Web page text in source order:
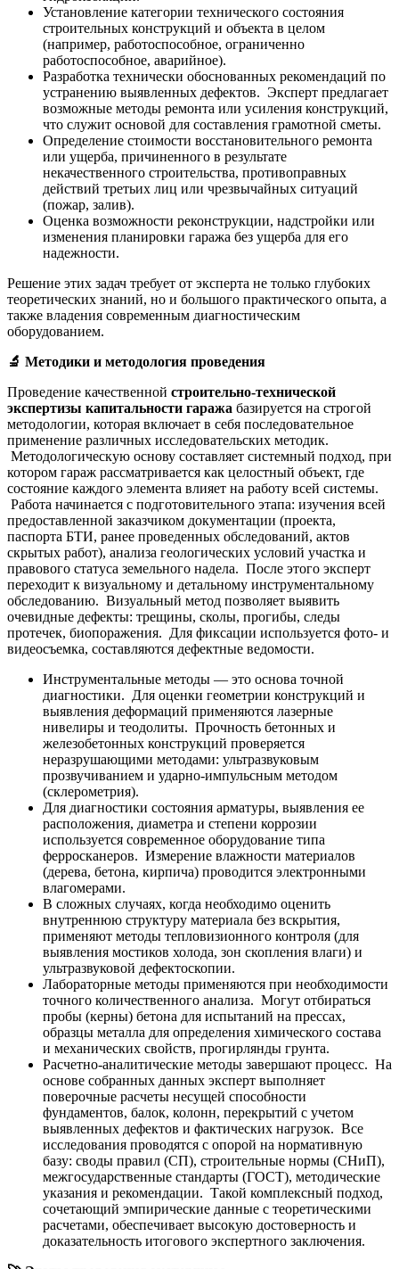
Установление категории технического состояния
строительных конструкций и объекта в целом
(например, работоспособное, ограниченно
работоспособное, аварийное).
Разработка технически обоснованных рекомендаций по
устранению выявленных дефектов. Эксперт предлагает
возможные методы ремонта или усиления конструкций,
что служит основой для составления грамотной сметы.
Определение стоимости восстановительного ремонта
или ущерба, причиненного в результате
некачественного строительства, противоправных
действий третьих лиц или чрезвычайных ситуаций
(пожар, залив).
Оценка возможности реконструкции, надстройки или
изменения планировки гаража без ущерба для его
надежности.
Решение этих задач требует от эксперта не только глубоких
теоретических знаний, но и большого практического опыта, а
также владения современным диагностическим
оборудованием.
🔬 Методики и методология проведения
Проведение качественной строительно-технической
экспертизы капитальности гаража базируется на строгой
методологии, которая включает в себя последовательное
применение различных исследовательских методик.
Методологическую основу составляет системный подход, при
котором гараж рассматривается как целостный объект, где
состояние каждого элемента влияет на работу всей системы.
Работа начинается с подготовительного этапа: изучения всей
предоставленной заказчиком документации (проекта,
паспорта БТИ, ранее проведенных обследований, актов
скрытых работ), анализа геологических условий участка и
правового статуса земельного надела. После этого эксперт
переходит к визуальному и детальному инструментальному
обследованию. Визуальный метод позволяет выявить
очевидные дефекты: трещины, сколы, прогибы, следы
протечек, биопоражения. Для фиксации используется фото- и
видеосъемка, составляются дефектные ведомости.
Инструментальные методы — это основа точной
диагностики. Для оценки геометрии конструкций и
выявления деформаций применяются лазерные
нивелиры и теодолиты. Прочность бетонных и
железобетонных конструкций проверяется
неразрушающими методами: ультразвуковым
прозвучиванием и ударно-импульсным методом
(склерометрия).
Для диагностики состояния арматуры, выявления ее
расположения, диаметра и степени коррозии
используется современное оборудование типа
ферросканеров. Измерение влажности материалов
(дерева, бетона, кирпича) проводится электронными
влагомерами.
В сложных случаях, когда необходимо оценить
внутреннюю структуру материала без вскрытия,
применяют методы тепловизионного контроля (для
выявления мостиков холода, зон скопления влаги) и
ультразвуковой дефектоскопии.
Лабораторные методы применяются при необходимости
точного количественного анализа. Могут отбираться
пробы (керны) бетона для испытаний на прессах,
образцы металла для определения химического состава
и механических свойств, прогирлянды грунта.
Расчетно-аналитические методы завершают процесс. На
основе собранных данных эксперт выполняет
поверочные расчеты несущей способности
фундаментов, балок, колонн, перекрытий с учетом
выявленных дефектов и фактических нагрузок. Все
исследования проводятся с опорой на нормативную
базу: своды правил (СП), строительные нормы (СНиП),
межгосударственные стандарты (ГОСТ), методические
указания и рекомендации. Такой комплексный подход,
сочетающий эмпирические данные с теоретическими
расчетами, обеспечивает высокую достоверность и
доказательность итогового экспертного заключения.